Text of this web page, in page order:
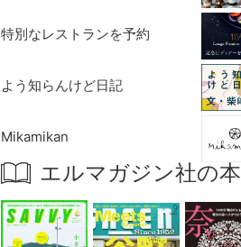
特別なレストランを予約
よう知らんけど日記
Mikamikan
エルマガジン社の本